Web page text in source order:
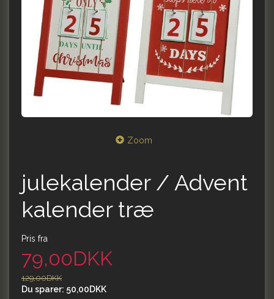
Zoom
julekalender / Advent
kalender træ
Pris fra
79,00DKK
129,00DKK
Du sparer: 50,00DKK